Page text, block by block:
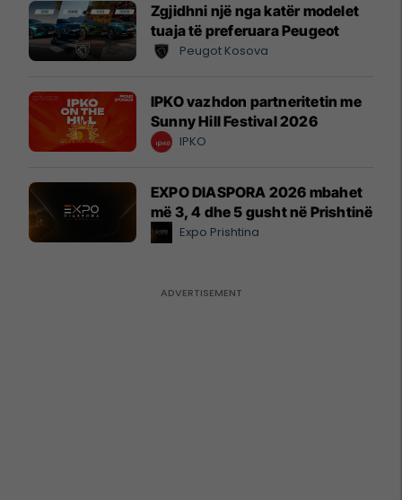
Zgjidhni një nga katër modelet
tuaja të preferuara Peugeot
Peugot Kosova
IPKO vazhdon partneritetin me
Sunny Hill Festival 2026
IPKO
EXPO DIASPORA 2026 mbahet
më 3, 4 dhe 5 gusht në Prishtinë
Expo Prishtina